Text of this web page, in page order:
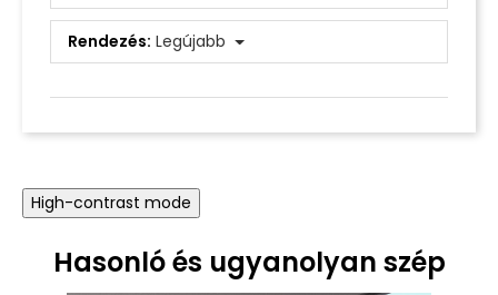
Rendezés: Legújabb
High-contrast mode
Hasonló és ugyanolyan szép